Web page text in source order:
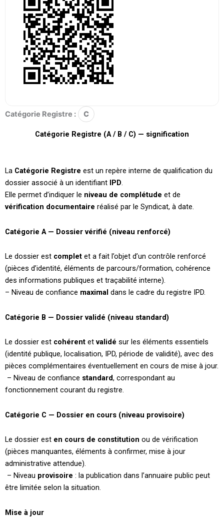
Catégorie Registre : C
Catégorie Registre (A / B / C) — signification
La Catégorie Registre est un repère interne de qualification du
dossier associé à un identifiant IPD.
Elle permet d’indiquer le niveau de complétude et de
vérification documentaire réalisé par le Syndicat, à date.
Catégorie A — Dossier vérifié (niveau renforcé)
Le dossier est complet et a fait l’objet d’un contrôle renforcé
(pièces d’identité, éléments de parcours/formation, cohérence
des informations publiques et traçabilité interne).
– Niveau de confiance maximal dans le cadre du registre IPD.
Catégorie B — Dossier validé (niveau standard)
Le dossier est cohérent et validé sur les éléments essentiels
(identité publique, localisation, IPD, période de validité), avec des
pièces complémentaires éventuellement en cours de mise à jour.
– Niveau de confiance standard, correspondant au
fonctionnement courant du registre.
Catégorie C — Dossier en cours (niveau provisoire)
Le dossier est en cours de constitution ou de vérification
(pièces manquantes, éléments à confirmer, mise à jour
administrative attendue).
– Niveau provisoire : la publication dans l’annuaire public peut
être limitée selon la situation.
Mise à jour